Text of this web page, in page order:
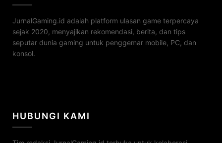
JurnalGaming.id adalah platform ulasan game terpercaya
sejak 2020, menyajikan rekomendasi, berita, dan tips
seputar dunia gaming untuk penggemar mobile, PC, dan
konsol.
HUBUNGI KAMI